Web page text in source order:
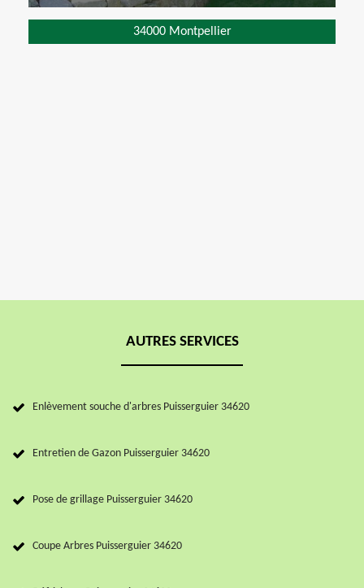
34000 Montpellier
AUTRES SERVICES
Enlèvement souche d'arbres Puisserguier 34620
Entretien de Gazon Puisserguier 34620
Pose de grillage Puisserguier 34620
Coupe Arbres Puisserguier 34620